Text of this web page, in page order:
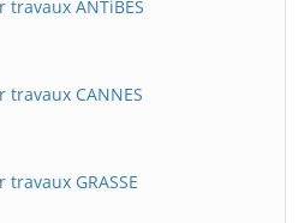
ANTiBES
CANNES
GRASSE